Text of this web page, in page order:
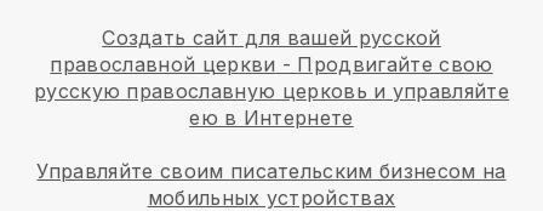
Создать сайт для вашей русской
православной церкви - Продвигайте свою
русскую православную церковь и управляйте
ею в Интернете
Управляйте своим писательским бизнесом на
мобильных устройствах